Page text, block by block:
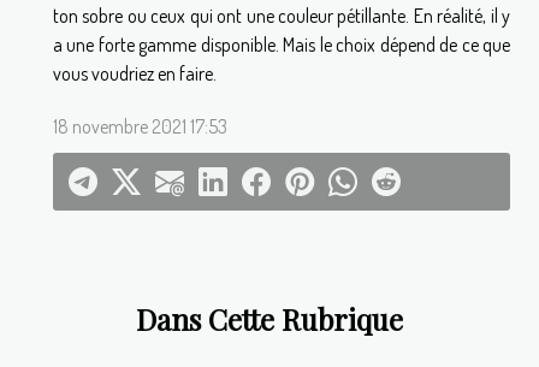
Dans Cette Rubrique
ton sobre ou ceux qui ont une couleur pétillante. En réalité, il y
a une forte gamme disponible. Mais le choix dépend de ce que
vous voudriez en faire.
18 novembre 2021 17:53